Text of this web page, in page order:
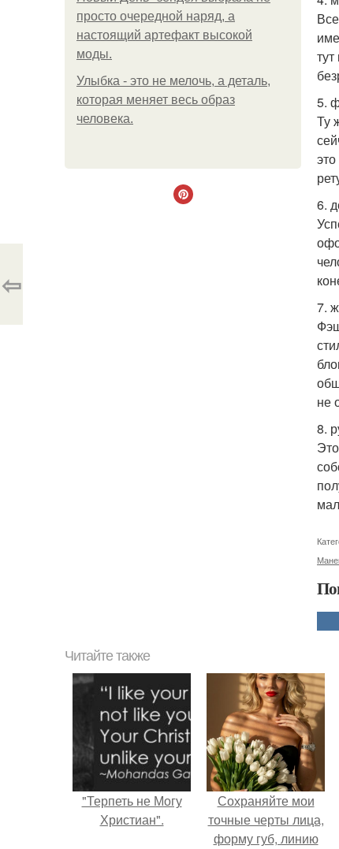
просто очередной наряд, а
настоящий артефакт высокой
моды.
Улыбка - это не мелочь, а деталь,
которая меняет весь образ
человека.
5.
Ту
6.
7.
не
8.
⇦
Читайте также
"Терпеть не Могу
Христиан".
Сохраняйте мои
точные черты лица,
форму губ, линию